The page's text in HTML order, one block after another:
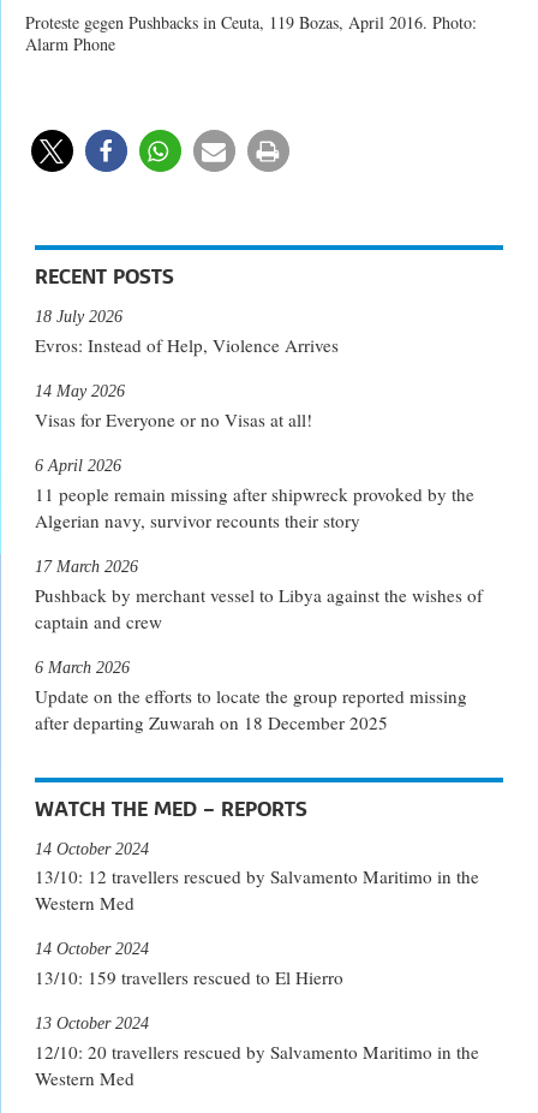
Proteste gegen Pushbacks in Ceuta, 119 Bozas, April 2016. Photo:
Alarm Phone
RECENT POSTS
Evros: Instead of Help, Violence Arrives
18 July 2026
Visas for Everyone or no Visas at all!
14 May 2026
11 people remain missing after shipwreck provoked by the
Algerian navy, survivor recounts their story
6 April 2026
Pushback by merchant vessel to Libya against the wishes of
captain and crew
17 March 2026
Update on the efforts to locate the group reported missing
after departing Zuwarah on 18 December 2025
6 March 2026
WATCH THE MED – REPORTS
13/10: 12 travellers rescued by Salvamento Maritimo in the
Western Med
14 October 2024
13/10: 159 travellers rescued to El Hierro
14 October 2024
12/10: 20 travellers rescued by Salvamento Maritimo in the
Western Med
13 October 2024